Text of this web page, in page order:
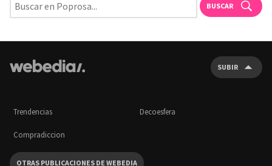
BUSCAR
SUBIR
Trendencias Decoesfera
Compradiccion
OTRAS PUBLICACIONES DE WEBEDIA